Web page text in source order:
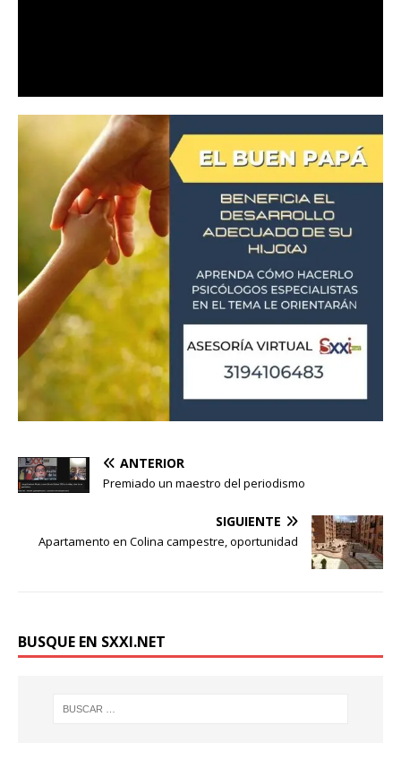
ANTERIOR
Premiado un maestro del periodismo
SIGUIENTE
Apartamento en Colina campestre, oportunidad
BUSQUE EN SXXI.NET